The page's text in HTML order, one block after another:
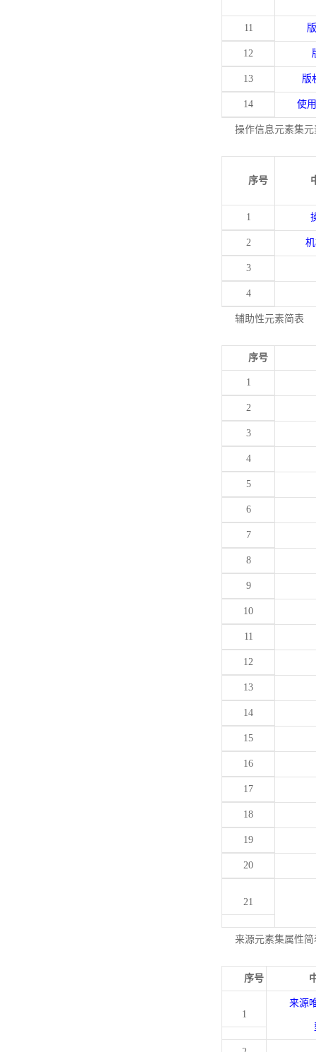
11
12
13 版
14 使
操作信息元素集
序号
1
2
3
4
辅助性元素简表
序号
1
2
3
4
5
6
7
8
9
10
11
12
13
14
15
16
17
18
19
20
21
来源元素集属性简
序号
1
来源